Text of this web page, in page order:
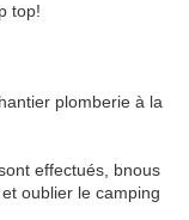
top!
plomberie à la
effectués, bnous
oublier le camping